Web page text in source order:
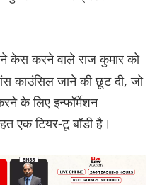
ने केस करने वाले राज कुमार को
काउंसिल जाने की छूट दी, जो
के लिए इन्फॉर्मेशन
एक टियर-टू बॉडी है।